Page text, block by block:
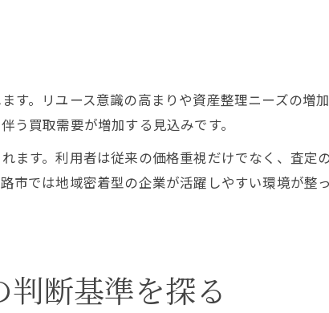
す。リユース意識の高まりや資産整理ニーズの増
う買取需要が増加する見込みです。
ます。利用者は従来の価格重視だけでなく、査定
市では地域密着型の企業が活躍しやすい環境が整
断基準を探る